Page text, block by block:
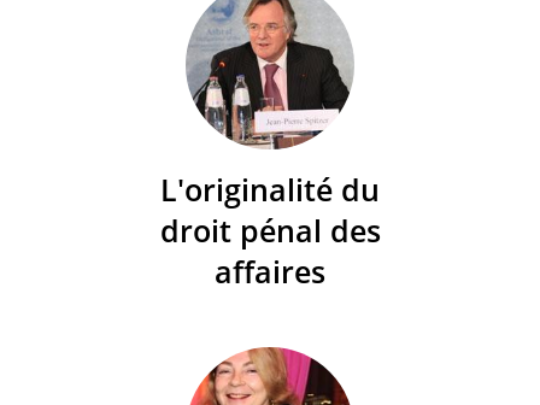
L'originalité du
droit pénal des
affaires